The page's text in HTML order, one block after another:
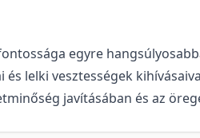
egyre
és lelki vesztességek
javításában és az